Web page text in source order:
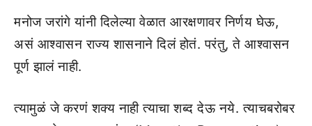
मनोज जरांगे यांनी दिलेल्या वेळात आरक्षणावर निर्णय घेऊ,
असं आश्वासन राज्य शासनाने दिलं होतं. परंतु, ते आश्वासन
पूर्ण झालं नाही.
त्यामुळं जे करणं शक्य नाही त्याचा शब्द देऊ नये. त्याचबरोबर